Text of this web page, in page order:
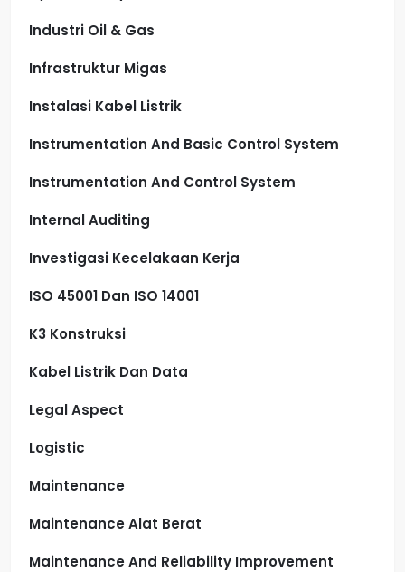
Industri Oil & Gas
Infrastruktur Migas
Instalasi Kabel Listrik
Instrumentation And Basic Control System
Instrumentation And Control System
Internal Auditing
Investigasi Kecelakaan Kerja
ISO 45001 Dan ISO 14001
K3 Konstruksi
Kabel Listrik Dan Data
Legal Aspect
Logistic
Maintenance
Maintenance Alat Berat
Maintenance And Reliability Improvement